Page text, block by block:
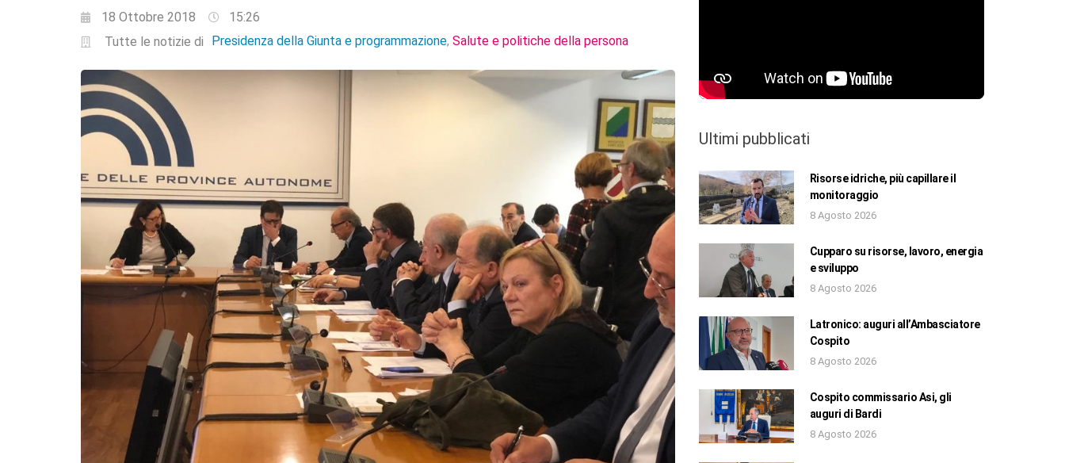
18 Ottobre 2018
15:26
Tutte le notizie di
Presidenza della Giunta e programmazione, Salute e politiche della persona
Ultimi pubblicati
Risorse idriche, più capillare il
monitoraggio
8 Agosto 2026
Cupparo su risorse, lavoro, energia
e sviluppo
8 Agosto 2026
Latronico: auguri all’Ambasciatore
Cospito
8 Agosto 2026
Cospito commissario Asi, gli
auguri di Bardi
8 Agosto 2026